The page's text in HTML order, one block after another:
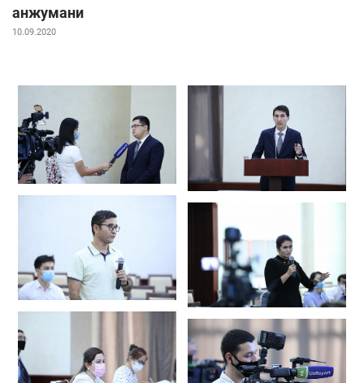
анжумани
10.09.2020